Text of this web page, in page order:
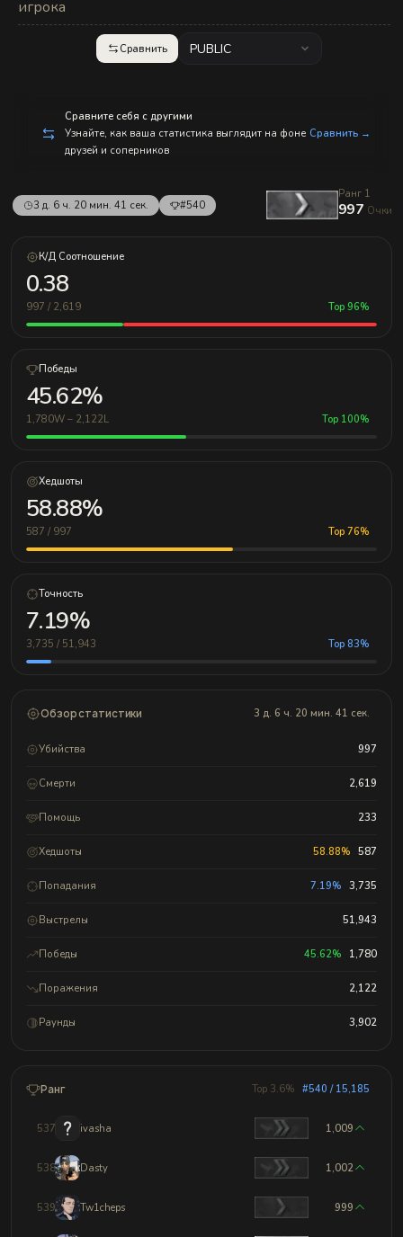
игрока
Сравнить PUBLIC
Сравните себя с другими
Узнайте, как ваша статистика выглядит на фоне
друзей и соперников
Сравнить →
3 д. 6 ч. 20 мин. 41 сек. #540
Ранг 1
997 Очки
К/Д Соотношение
0.38
997 / 2,619 Top 96%
Победы
45.62%
1,780W – 2,122L Top 100%
Хедшоты
58.88%
587 / 997 Top 76%
Точность
7.19%
3,735 / 51,943 Top 83%
Обзор статистики 3 д. 6 ч. 20 мин. 41 сек.
Убийства 997
Смерти 2,619
Помощь 233
Хедшоты 58.88% 587
Попадания 7.19% 3,735
Выстрелы 51,943
Победы 45.62% 1,780
Поражения 2,122
Раунды 3,902
Ранг Top 3.6% #540 / 15,185
537 ivasha 1,009
538 Dasty 1,002
539 Tw1cheps 999
с
п
р
м!